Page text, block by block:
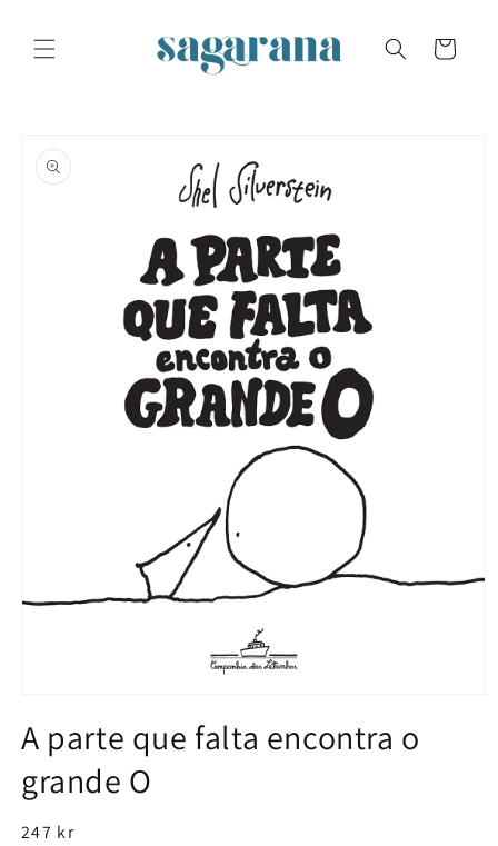
content
Cart
product
information
1
inA parte que falta encontra o
grande O
Regular
247 kr